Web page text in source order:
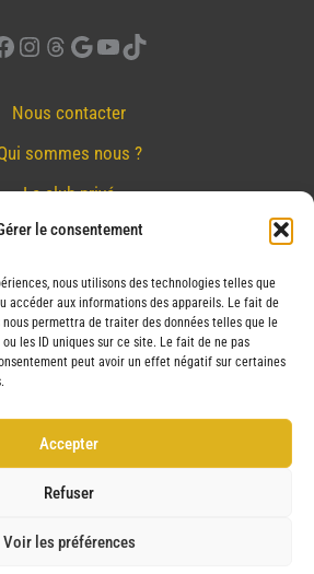
le consentement
nous utilisons des technologies telles que
accéder aux informations des appareils. Le fait de
permettra de traiter des données telles que le
les ID uniques sur ce site. Le fait de ne pas
peut avoir un effet négatif sur certaines
Accepter
Refuser
Voir les préférences
Instagram
Threads
Google
YouTube
TikTok
Nous contacter
sommes nous ?
Le club privé
Réserver
Nos partenaires
Mentions Légales
générales de vente
de cookies (UE)